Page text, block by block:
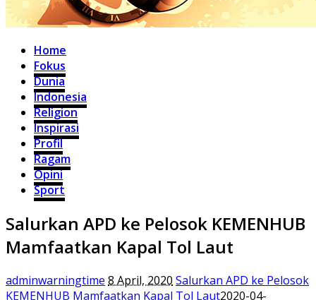
Home
Fokus
Dunia
Indonesia
Religion
Inspirasi
Profil
Ragam
Opini
Sport
Salurkan APD ke Pelosok KEMENHUB
Mamfaatkan Kapal Tol Laut
adminwarningtime 8 April, 2020 Salurkan APD ke Pelosok
KEMENHUB Mamfaatkan Kapal Tol Laut2020-04-